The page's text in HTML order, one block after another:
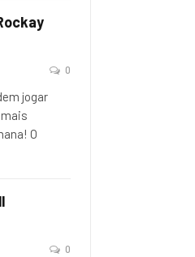
0
jogar
O
0